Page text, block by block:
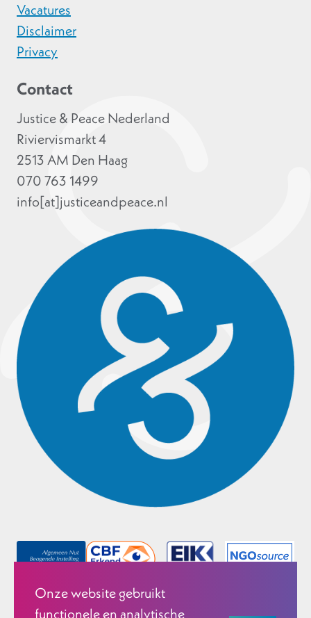
Onze website gebruikt
functionele en analytische
Vacatures
Disclaimer
Privacy
Contact
Justice & Peace Nederland
Riviervismarkt 4
2513 AM Den Haag
070 763 1499
info[at]justiceandpeace.nl